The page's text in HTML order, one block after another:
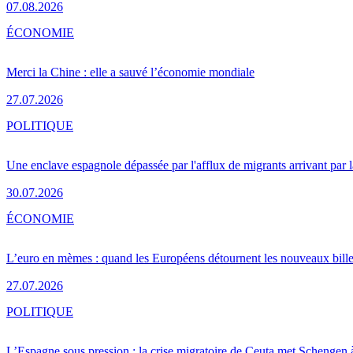
07.08.2026
Merci la Chine : elle a sauvé l’économie mondiale
27.07.2026
ÉCONOMIE
Une enclave espagnole dépassée par l'afflux de migrants arrivant par
30.07.2026
POLITIQUE
L’euro en mèmes : quand les Européens détournent les nouveaux
27.07.2026
ÉCONOMIE
POLITIQUE